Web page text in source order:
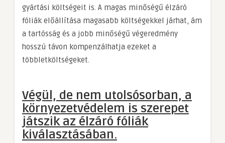
gyártási költségeit is. A magas minőségű élzáró
fóliák előállítása magasabb költségekkel járhat, ám
a tartósság és a jobb minőségű végeredmény
hosszú távon kompenzálhatja ezeket a
többletköltségeket.
Végül, de nem utolsósorban, a
környezetvédelem is szerepet
játszik az élzáró fóliák
kiválasztásában.